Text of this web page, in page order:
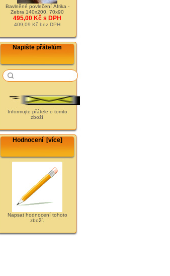
Bavlněné povlečení Afrika -
Zebra 140x200, 70x90
495,00 Kč s DPH
409,09 Kč bez DPH
Napište přátelům
Informujte přátele o tomto
zboží
Hodnocení [více]
Napsat hodnocení tohoto
zboží.